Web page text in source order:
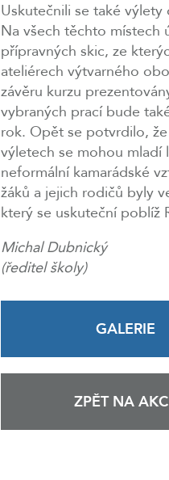
Uskutečnili se také výlety
Na všech těchto místech
přípravných skic, ze
ateliérech výtvarného
závěru kurzu
vybraných prací bude
rok. Opět se potvrdilo,
výletech se mohou
neformální kamarádské
žáků a jejich rodičů byly
který se uskuteční poblíž
Michal Dubnický
(ředitel školy)
GALERIE
ZPĚT NA